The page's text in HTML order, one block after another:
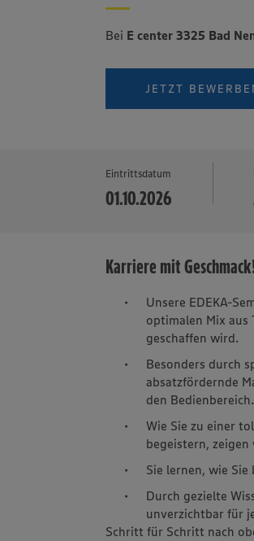
Bei E center 3325 Bad
JETZT
Eintrittsdatum
01.10.2026
Karriere mit
Unsere EDEKA-
optimalen Mix aus
geschaffen wird.
Besonders durch
absatzfördernde
den Bedienbereich.
Wie Sie zu einer
begeistern, zeigen
Sie lernen, wie
Durch gezielte
unverzichtbar für
Schritt für Schritt nach